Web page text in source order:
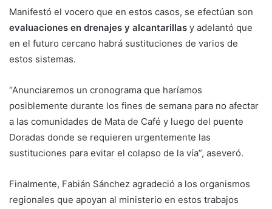
Manifestó el vocero que en estos casos, se efectúan son
evaluaciones en drenajes y alcantarillas y adelantó que
en el futuro cercano habrá sustituciones de varios de
estos sistemas.
“Anunciaremos un cronograma que haríamos
posiblemente durante los fines de semana para no afectar
a las comunidades de Mata de Café y luego del puente
Doradas donde se requieren urgentemente las
sustituciones para evitar el colapso de la vía”, aseveró.
Finalmente, Fabián Sánchez agradeció a los organismos
regionales que apoyan al ministerio en estos trabajos